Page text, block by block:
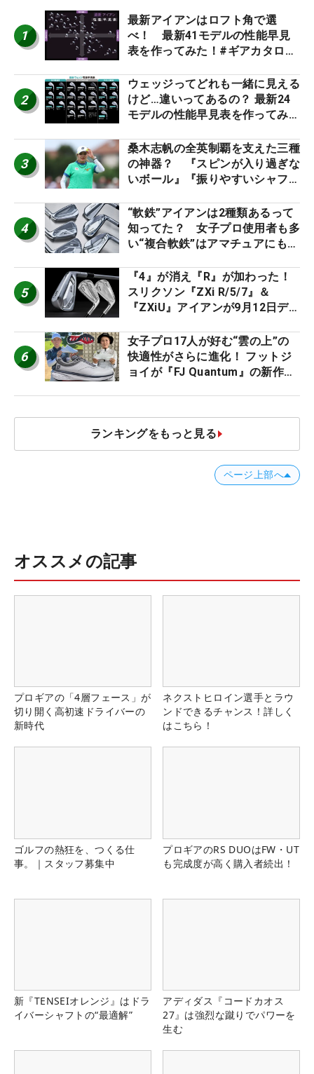
1
最新アイアンはロフト角で選
べ！ 最新41モデルの性能早見
表を作ってみた！#ギアカタログ
2
ウェッジってどれも一緒に見える
けど…違いってあるの？ 最新24
モデルの性能早見表を作ってみ
3
桑木志帆の全英制覇を支えた三種
の神器？ 『スピンが入り過ぎな
いボール』『振りやすいシャフ
ー』 #女子プロセッティング
4
“軟鉄”アイアンは2種類あるって
知ってた？ 女子プロ使用者も多
い“複合軟鉄”はアマチュアにもオ
5
『4』が消え『R』が加わった！
スリクソン『ZXi R/5/7』＆
『ZXiU』アイアンが9月12日デ
6
女子プロ17人が好む“雲の上”の
快適性がさらに進化！ フットジ
ョイが『FJ Quantum』の新作を
ランキングをもっと見る
ページ上部へ
オススメの記事
プロギアの「4層フェース」が
切り開く高初速ドライバーの
新時代
ネクストヒロイン選手とラウ
ンドできるチャンス！詳しく
はこちら！
ゴルフの熱狂を、つくる仕
事。｜スタッフ募集中
プロギアのRS DUOはFW・UT
も完成度が高く購入者続出！
新『TENSEIオレンジ』はドラ
イバーシャフトの“最適解”
アディダス『コードカオス
27』は強烈な蹴りでパワーを
生む